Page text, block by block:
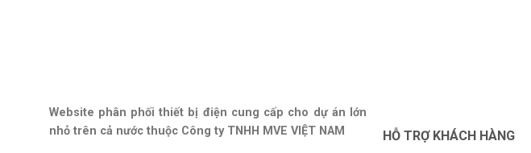
Website phân phối thiết bị điện cung cấp cho dự án lớn
nhỏ trên cả nước thuộc Công ty TNHH MVE VIỆT NAM
HỖ TRỢ KHÁCH HÀNG